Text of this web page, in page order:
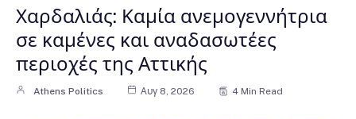
Χαρδαλιάς: Καμία ανεμογεννήτρια
σε καμένες και αναδασωτέες
περιοχές της Αττικής
Athens Politics Αυγ 8, 2026 4 Min Read